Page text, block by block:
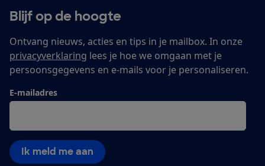
Blijf op de hoogte
Ontvang nieuws, acties en tips in je mailbox. In onze
privacyverklaring lees je hoe we omgaan met je
persoonsgegevens en e-mails voor je personaliseren.
E-mailadres
Ik meld me aan